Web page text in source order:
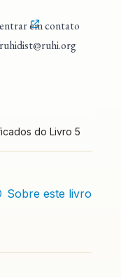
em contato
do Livro 5
Sobre este livro